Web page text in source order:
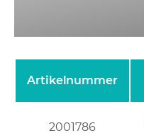
Artikelnummer
2001786